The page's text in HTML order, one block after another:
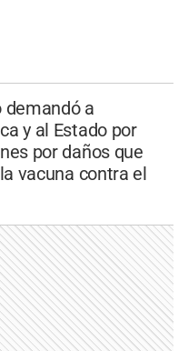
demandó a
y al Estado por
por daños que
vacuna contra el